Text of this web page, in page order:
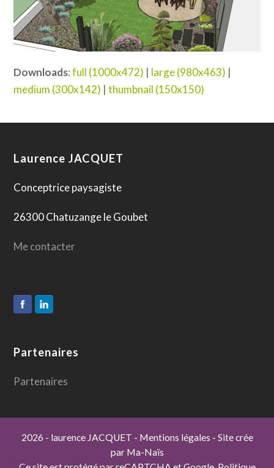
Downloads:full (1000x472) | large (980x463) |
medium (300x142) |thumbnail (150x150)
Laurence JACQUET
Conceptrice paysagiste
26300 Chatuzange le Goubet
Me contacter
Partenaires
Partenaires
2026 - laurence JACQUET - Mentions légales - Site crée
par Ma-Naïs